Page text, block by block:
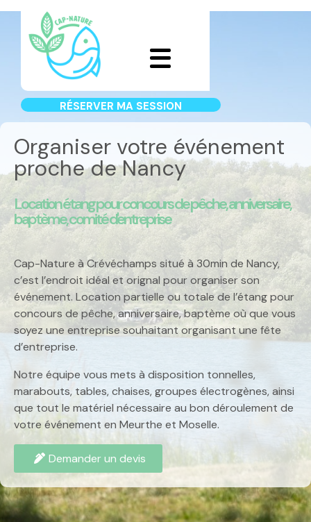
RÉSERVER MA SESSION
Organiser votre événement
proche de Nancy
Location étang pour concours de pêche, anniversaire,
baptème, comité d'entreprise
Cap-Nature à Crévéchamps situé à 30min de Nancy,
c’est l’endroit idéal et orignal pour organiser son
événement. Locationpartielle ou totale de l’étang pour
concours de pêche, anniversaire, baptème où que vous
soyez une entreprise souhaitant organisant une fête
d’entreprise.
Notre équipe vous mets à disposition tonnelles,
marabouts, tables, chaises, groupes électrogènes, ainsi
que tout le matériel nécessaire au bon déroulement de
votre événement en Meurthe et Moselle.
Demander un devis